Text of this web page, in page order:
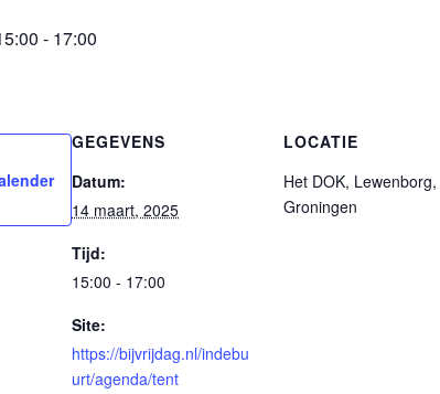
- 17:00
GEGEVENS
Datum:
14 maart, 2025
Tijd:
15:00 - 17:00
Site:
https://bijvrijdag.nl/indebu
urt/agenda/tent
LOCATIE
Het DOK, Lewenborg,
Groningen